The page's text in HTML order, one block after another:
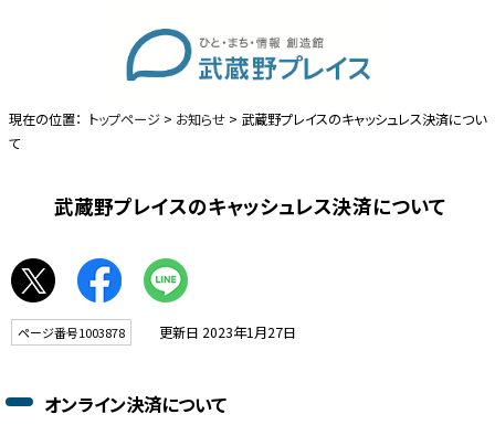
現在の位置： トップページ > お知らせ > 武蔵野プレイスのキャッシュレス決済につい
て
武蔵野プレイスのキャッシュレス決済について
ページ番号1003878 更新日 2023年1月27日
オンライン決済について